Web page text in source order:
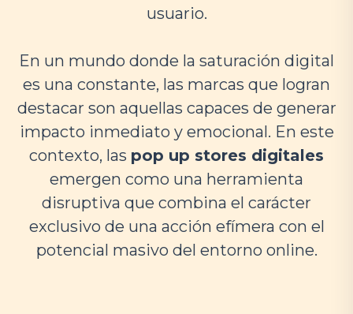
usuario.
En un mundo donde la saturación digital
es una constante, las marcas que logran
destacar son aquellas capaces de generar
impacto inmediato y emocional. En este
contexto, las pop up stores digitales
emergen como una herramienta
disruptiva que combina el carácter
exclusivo de una acción efímera con el
potencial masivo del entorno online.